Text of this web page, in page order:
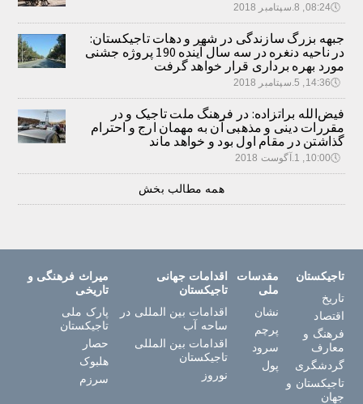
🕔08:24, 8.سپتامبر 2018
جبهه بزرگ سازندگی در شهر و دهات تاجیکستان:
در ناحیه دنغره در سه سال آینده 190 پروژه جشنی
مورد بهره برداری قرار خواهد گرفت
🕔14:36, 5.سپتامبر 2018
فیض‌الله براتزاده: در فرهنگ ملت تاجیک و در
مقررات دینی و مذهبی آن به مهمان ارج و احترام
گذاشتن در مقام اول بود و خواهد ماند
🕔10:00, 1.آگوست 2018
همه مطالب بخش
تاجیکستان
تاریخ
اقتصاد
فرهنگ و
معارف
گردشگری
تاجیکستان و
جهان
مقدسات
ملی
نشان
پرچم
سرود
پول
اقدامات جهانی
تاجیکستان
اقدامات بین المللی در
ساحه آب
اقدامات بین المللی
تاجیکستان
نوروز
میراث فرهنگی و
تاریخی
پارک ملی
تاجیکستان
حصار
هلبوک
سرزم